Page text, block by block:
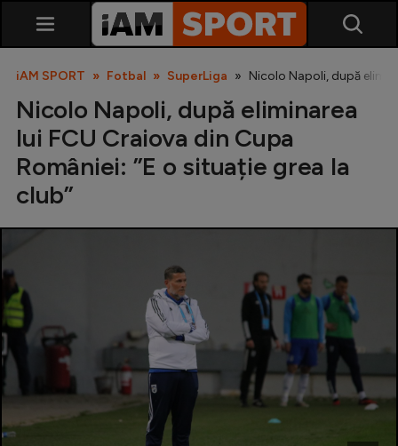
SuperLiga
Cupa României
Echipa Națională
U21
Fotbal feminin
Special
iAM SPORT Fotbal SuperLiga Nicolo Napoli, după
Nicolo Napoli, după eliminarea
lui FCU Craiova din Cupa
României: ”E o situație grea la
club”